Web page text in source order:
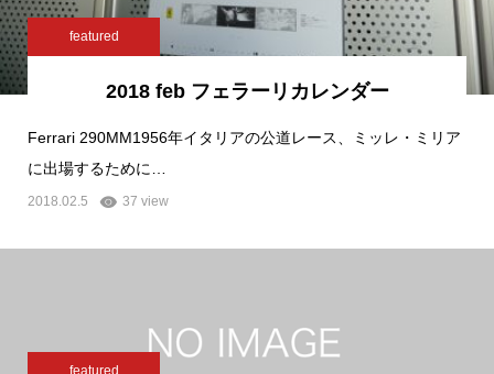
featured
2018 feb フェラーリカレンダー
Ferrari 290MM1956年イタリアの公道レース、ミッレ・ミリア
に出場するために…
2018.02.5 37 view
featured